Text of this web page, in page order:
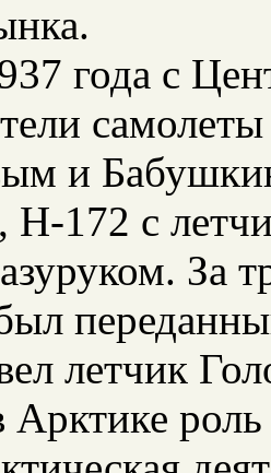
года с
и
172 с
За
летчик
роль